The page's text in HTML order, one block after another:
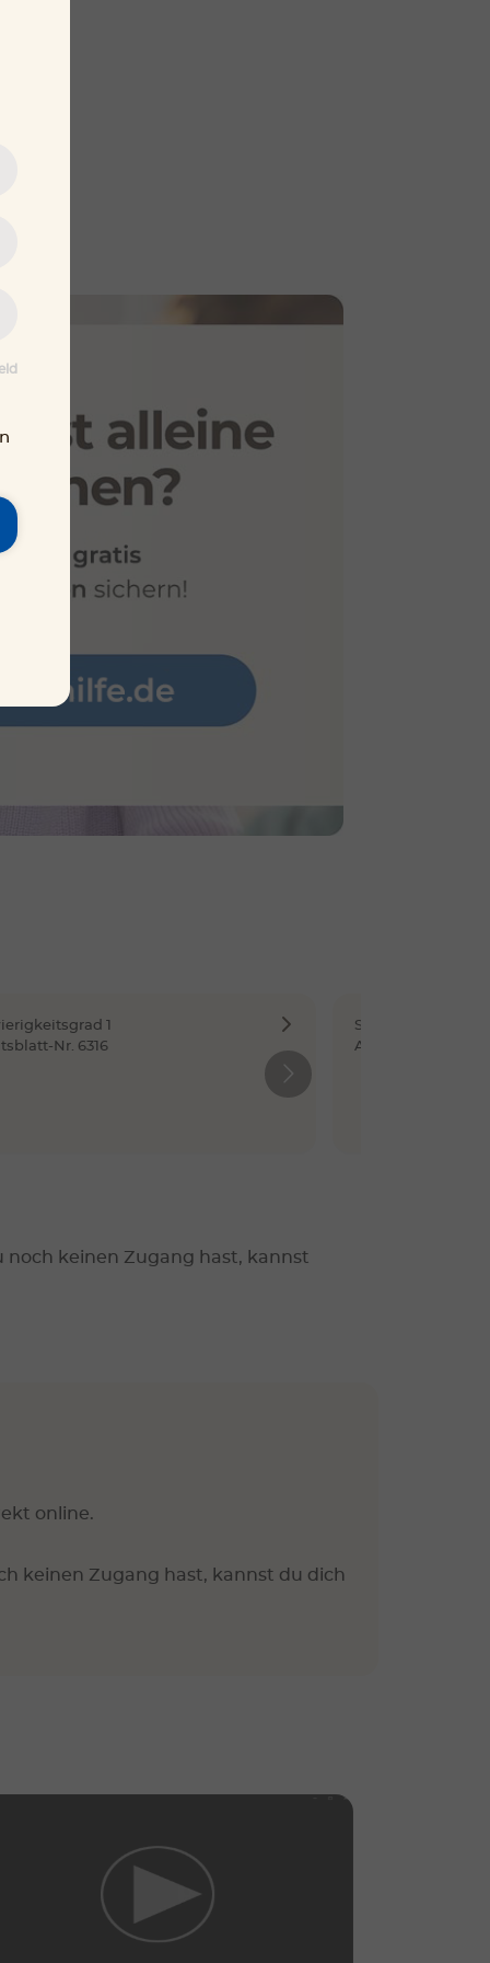
1
Nr. 6316
Arbeitsblatt-Nr.
noch keinen Zugang hast, kannst
online.
keinen Zugang hast, kannst du dich